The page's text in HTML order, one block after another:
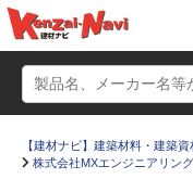
【建材ナビ】建築材料・建築
株式会社MXエンジニアリング